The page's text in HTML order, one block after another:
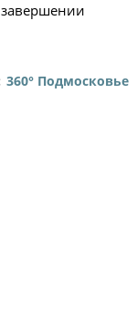
360° Подмосковье